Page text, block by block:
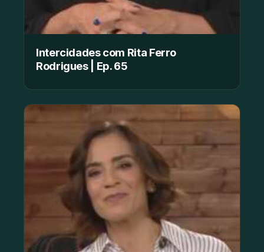
Intercidades com Rita Ferro
Rodrigues | Ep. 65